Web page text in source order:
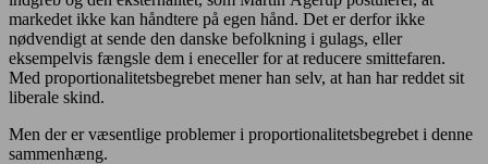
markedet ikke kan håndtere på egen hånd. Det er derfor ikke
nødvendigt at sende den danske befolkning i gulags, eller
eksempelvis fængsle dem i eneceller for at reducere smittefaren.
Med proportionalitetsbegrebet mener han selv, at han har reddet sit
liberale skind.
Men der er væsentlige problemer i proportionalitetsbegrebet i denne
sammenhæng.